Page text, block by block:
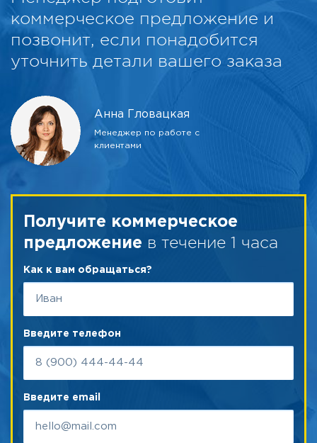
коммерческое предложение и
позвонит, если понадобится
уточнить детали вашего заказа
Анна Гловацкая
Менеджер по работе с
клиентами
Получите коммерческое
предложение в течение 1 часа
Как к вам обращаться?
Введите телефон
Введите email